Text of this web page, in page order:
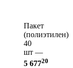
Пакет
(полиэтилен)
40
шт —
5 67720